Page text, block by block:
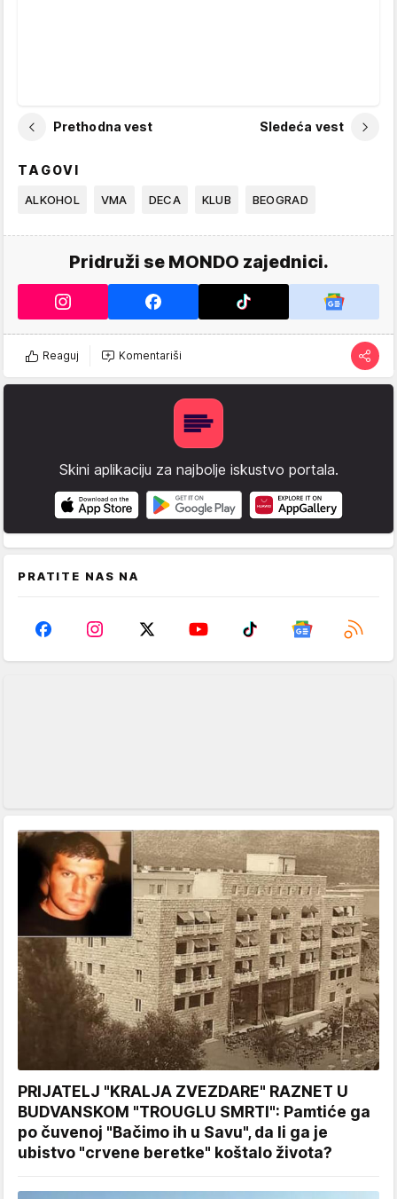
Prethodna vest Sledeća vest
TAGOVI
ALKOHOL VMA DECA KLUB BEOGRAD
Pridruži se MONDO zajednici.
Reaguj Komentariši
Skini aplikaciju za najbolje iskustvo portala.
PRATITE NAS NA
PRIJATELJ "KRALJA ZVEZDARE" RAZNET U
BUDVANSKOM "TROUGLU SMRTI": Pamtiće ga
po čuvenoj "Bačimo ih u Savu", da li ga je
ubistvo "crvene beretke" koštalo života?